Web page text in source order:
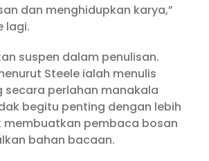
dan menghidupkan karya,”
lagi.
suspen dalam penulisan.
Steele ialah menulis
secara perlahan manakala
begitu penting dengan lebih
membuatkan pembaca bosan
bahan bacaan.